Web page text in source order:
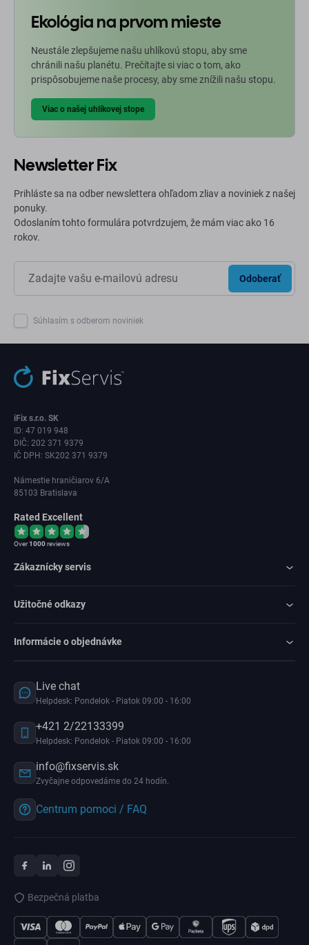
Ekológia na prvom mieste
Neustále zlepšujeme našu uhlíkovú stopu, aby sme
chránili našu planétu. Prečítajte si viac o tom, ako
prispôsobujeme naše procesy, aby sme znížili našu stopu.
Viac o našej uhlíkovej stope
Newsletter Fix
Prihláste sa na odber newslettera ohľadom zliav a noviniek z našej
ponuky.
Odoslaním tohto formulára potvrdzujem, že mám viac ako 16
rokov.
Odoberať
Súhlasím s odberom noviniek
iFix s.r.o. SK
ID: 47 019 948
DIČ: 202 371 9379
IČ DPH: SK202 371 9379
Námestie hraničiarov 6/A
85103 Bratislava
Rated Excellent
Over1000reviews
Zákaznícky servis
Užitočné odkazy
Informácie o objednávke
Live chat
Helpdesk: Pondelok - Piatok 09:00 - 16:00
+421 2/22133399
Helpdesk: Pondelok - Piatok 09:00 - 16:00
info@fixservis.sk
Zvyčajne odpovedáme do 24 hodín.
Centrum pomoci / FAQ
Bezpečná platba